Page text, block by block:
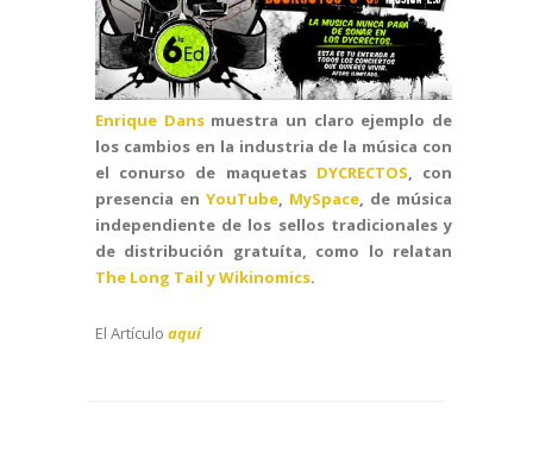
Enrique Dansmuestra un claro ejemplo de
los cambios en la industria de la música con
el conurso de maquetas DYCRECTOS, con
presencia en YouTube, MySpace, de música
independiente de los sellos tradicionales y
de distribución gratuíta, como lo relatan
The Long Tail y Wikinomics.
El Artículo aquí